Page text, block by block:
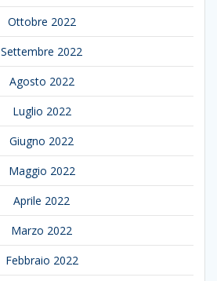
Ottobre 2022
Settembre 2022
Agosto 2022
Luglio 2022
Giugno 2022
Maggio 2022
Aprile 2022
Marzo 2022
Febbraio 2022